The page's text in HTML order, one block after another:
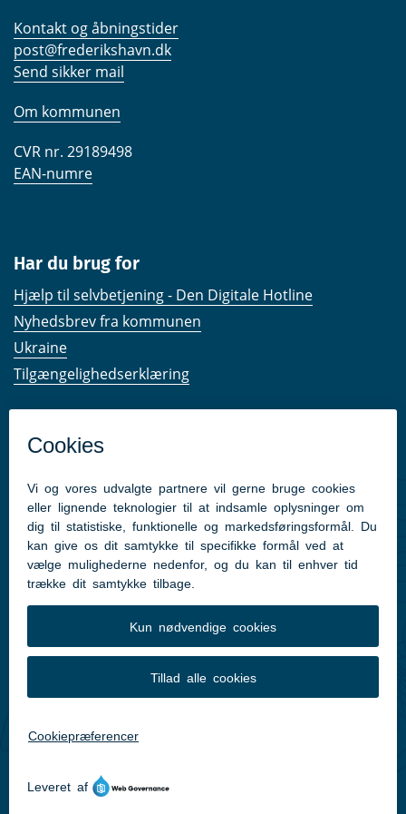
Kontakt og åbningstider
post@frederikshavn.dk
Send sikker mail
Om kommunen
CVR nr. 29189498
EAN-numre
Har du brug for
Hjælp til selvbetjening - Den Digitale Hotline
Nyhedsbrev fra kommunen
Ukraine
Tilgængelighedserklæring
Følg os på Facebook
Pressekontakt
Følg med
Instagram
LinkedIn
Translate